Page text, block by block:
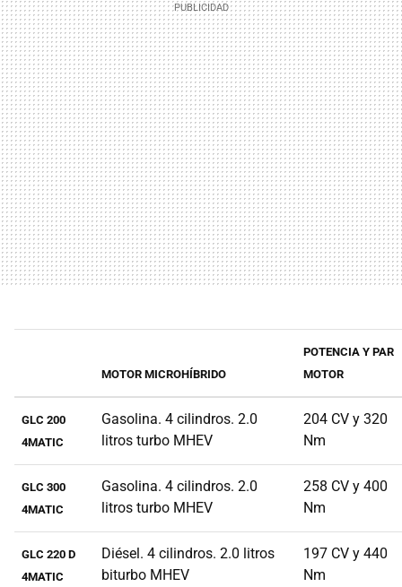
MOTOR MICROHÍBRIDO
POTENCIA Y PAR
MOTOR
GLC 200
4MATIC
Gasolina. 4 cilindros. 2.0
litros turbo MHEV
204 CV y 320
Nm
GLC 300
4MATIC
Gasolina. 4 cilindros. 2.0
litros turbo MHEV
258 CV y 400
Nm
GLC 220 D
4MATIC
Diésel. 4 cilindros. 2.0 litros
biturbo MHEV
197 CV y 440
Nm